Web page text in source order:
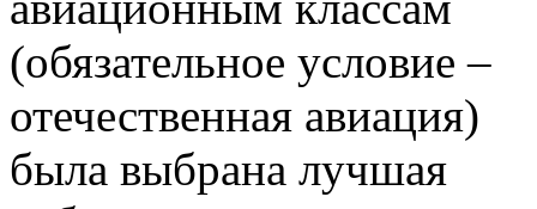
(обязательное условие –
отечественная авиация)
была выбрана лучшая